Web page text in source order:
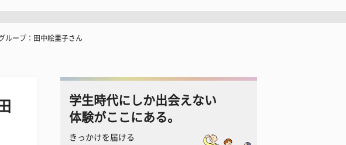
ループ：田中絵里子さん
学生時代にしか出会えない
体験がここにある。
きっかけを届ける